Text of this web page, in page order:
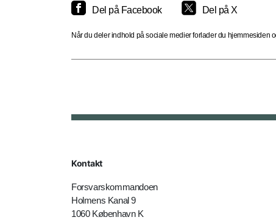
Del på Facebook Del på X
Når du deler indhold på sociale medier forlader du hjemmesiden
Kontakt
Forsvarskommandoen
Holmens Kanal 9
1060 København K